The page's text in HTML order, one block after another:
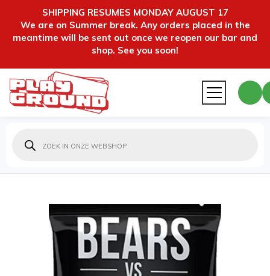
SHIPPING RESUMES MONDAY AUGUST 17
We are on Summer break. Any orders placed in the
meantime will be sent out once we reopen our bar and
shop. See you soon!
zoeken